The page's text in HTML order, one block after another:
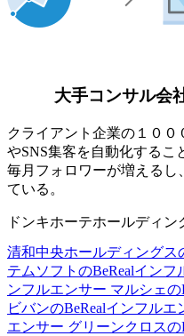
大手コンサル会
クライアント企業の１００
やSNS集客を自動化するこ
毎月フォロワーが増えるし
ている。
ドンキホーテホールディ
清和中央ホールディングス
テムソフトのBeRealインフ
ンフルエンサー マルシェ
ビバンのBeRealインフルエ
エンサー グリーンクロス